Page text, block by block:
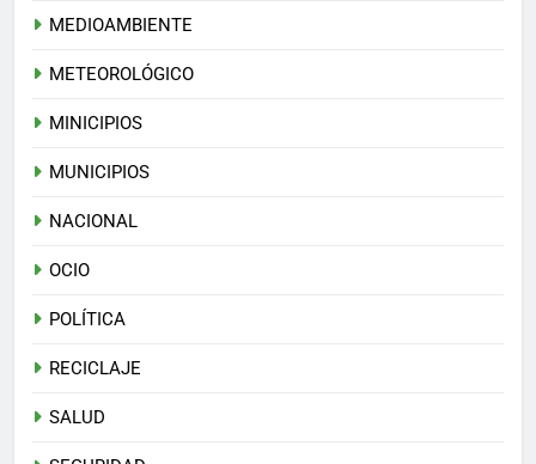
MEDIOAMBIENTE
METEOROLÓGICO
MINICIPIOS
MUNICIPIOS
NACIONAL
OCIO
POLÍTICA
RECICLAJE
SALUD